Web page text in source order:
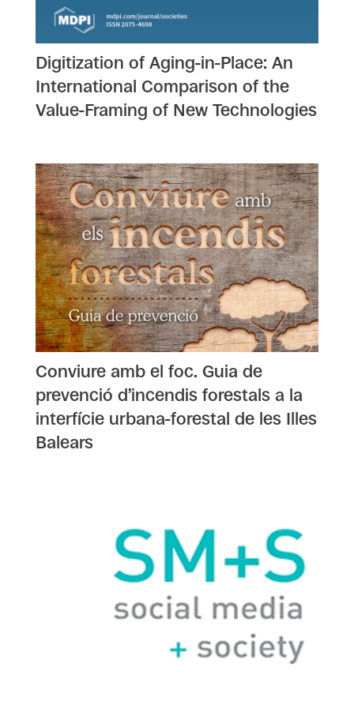
Digitization of Aging-in-Place: An
International Comparison of the
Value-Framing of New Technologies
Conviure amb el foc. Guia de
prevenció d’incendis forestals a la
interfície urbana-forestal de les Illes
Balears